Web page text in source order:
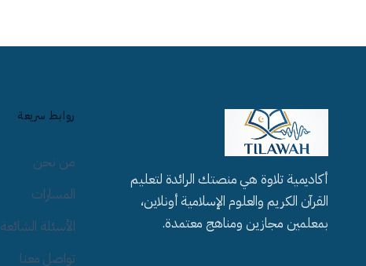
أكاديمية تلاوة هي منصتك الرائدة لتعليم
القرآن الكريم والعلوم الإسلامية أونلاين،
بمعلمين مجازين ومناهج معتمدة.
روابط سريعة
من نحن
المسارات
الأسئلة الشائعة
تواصل معنا